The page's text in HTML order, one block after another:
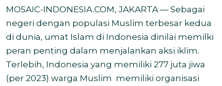
MOSAIC-INDONESIA.COM, JAKARTA — Sebagai
negeri dengan populasi Muslim terbesar kedua
di dunia, umat Islam di Indonesia dinilai memilki
peran penting dalam menjalankan aksi iklim.
Terlebih, Indonesia yang memiliki 277 juta jiwa
(per 2023) warga Muslim memiliki organisasi